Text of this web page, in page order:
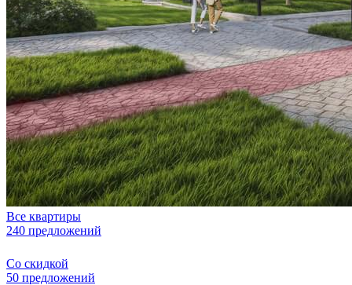
Все квартиры
240 предложений
Со скидкой
50 предложений